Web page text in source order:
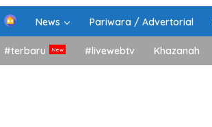
H
m
e
News Pariwara / Advertorial
#terbaru #livewebtv Khazanah